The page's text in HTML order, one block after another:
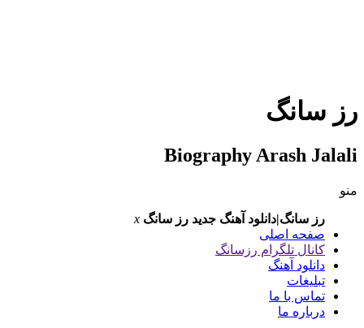
سانگ
Biography Arash
رز سانگ|دانلود آهنگ جدید رز سانگ x
صفحه اصلی
کانال تلگرام رزسانگ
دانلود آهنگ
تبلیغات
تماس با ما
درباره ما